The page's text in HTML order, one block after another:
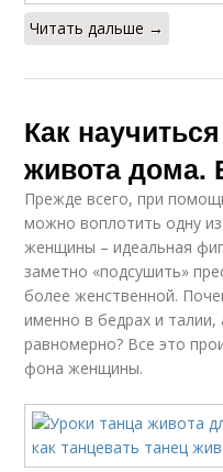
Читать дальше →
Как
живота дома.
Прежде всего, при
можно воплотить одну
женщины – идеальная
заметно «подсушить»
более женственной.
именно в бедрах и
равномерно? Все это
фона женщины.